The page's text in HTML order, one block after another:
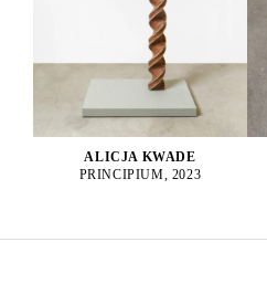
ALICJA KWADE
PRINCIPIUM, 2023